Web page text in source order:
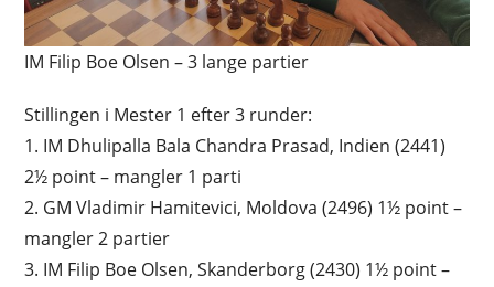
IM Filip Boe Olsen – 3 lange partier
Stillingen i Mester 1 efter 3 runder:
1. IM Dhulipalla Bala Chandra Prasad, Indien (2441)
2½ point – mangler 1 parti
2. GM Vladimir Hamitevici, Moldova (2496) 1½ point –
mangler 2 partier
3. IM Filip Boe Olsen, Skanderborg (2430) 1½ point –